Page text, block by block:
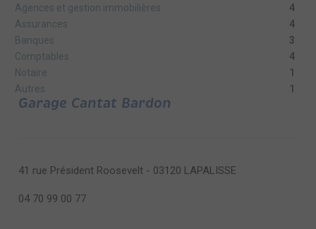
Agences et gestion immobilières
4
Assurances
4
Banques
3
Comptables
4
Notaire
1
Autres
1
Garage Cantat Bardon
41 rue Président Roosevelt - 03120 LAPALISSE
04 70 99 00 77